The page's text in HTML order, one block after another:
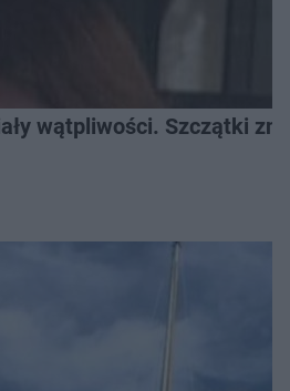
wątpliwości. Szczątki